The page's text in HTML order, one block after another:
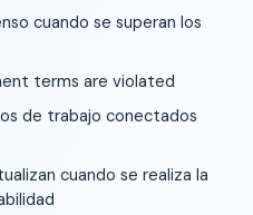
cuando se superan los
terms are violated
de trabajo conectados
cuando se realiza la